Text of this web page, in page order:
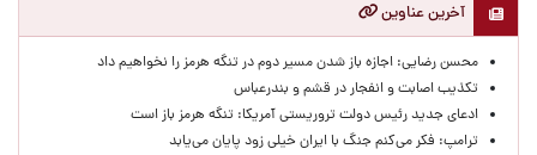
آخرین عناوین
محسن رضایی: اجازه باز شدن مسیر دوم در تنگه هرمز را نخواهیم داد
تکذیب اصابت و انفجار در قشم و بندرعباس
ادعای جدید رئیس دولت تروریستی آمریکا: تنگه هرمز باز است
ترامپ: فکر می‌کنم جنگ با ایران خیلی زود پایان می‌یابد